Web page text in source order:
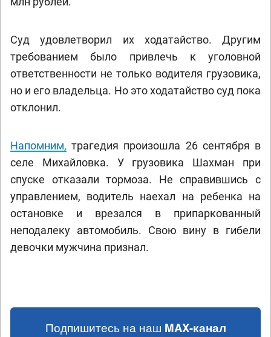
Суд удовлетворил их ходатайство. Другим
требованием было привлечь к уголовной
ответственности не только водителя грузовика,
но и его владельца. Но это ходатайство суд пока
отклонил.
Напомним, трагедия произошла 26 сентября в
селе Михайловка. У грузовика Шахман при
спуске отказали тормоза. Не справившись с
управлением, водитель наехал на ребенка на
остановке и врезался в припаркованный
неподалеку автомобиль. Свою вину в гибели
девочки мужчина признал.
Подпишитесь на наш MAX-канал